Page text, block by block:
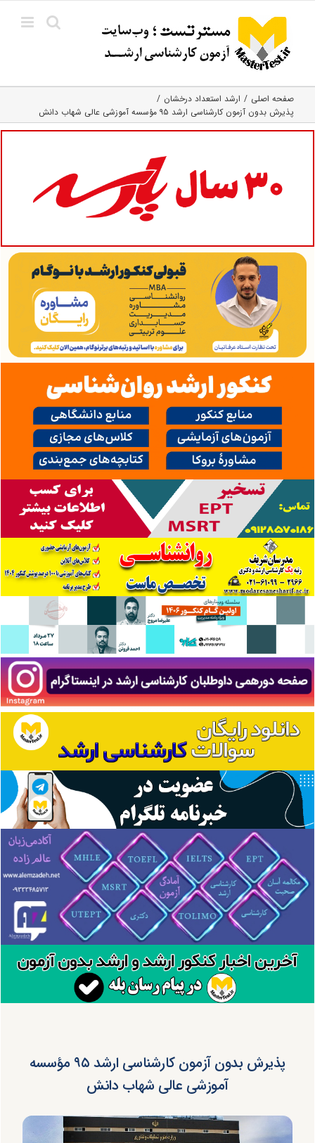
content
صفحه اصلی
ارشد استعداد درخشان
پذیرش بدون آزمون کارشناسی ارشد ۹۵ مؤسسه آموزشی عالی شهاب دانش
پذیرش بدون آزمون کارشناسی ارشد ۹۵ مؤسسه
آموزشی عالی شهاب دانش